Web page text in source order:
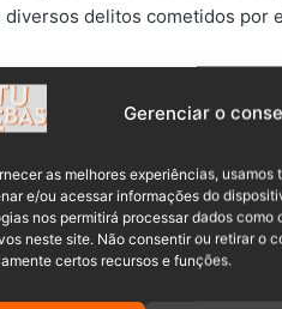
Gerenciar o
as melhores experiências,
e/ou acessar informações do
nos permitirá processar dados
neste site. Não consentir ou retirar o
certos recursos e funções.
delitos cometidos por
com o sujeito, mas durante o
mesmas características da
de 56 anos, que